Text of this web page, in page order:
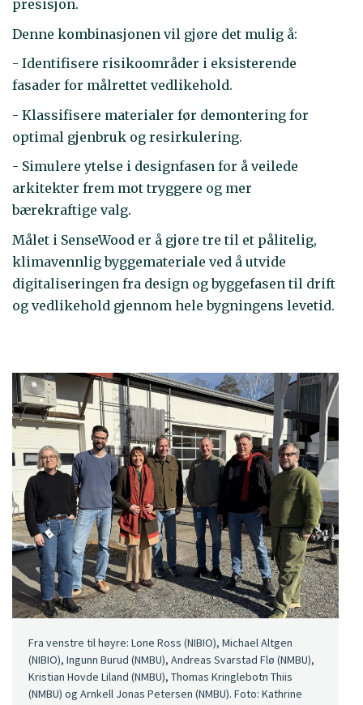
presisjon.
Denne kombinasjonen vil gjøre det mulig å:
- Identifisere risikoområder i eksisterende
fasader for målrettet vedlikehold.
- Klassifisere materialer før demontering for
optimal gjenbruk og resirkulering.
- Simulere ytelse i designfasen for å veilede
arkitekter frem mot tryggere og mer
bærekraftige valg.
Målet i SenseWood er å gjøre tre til et pålitelig,
klimavennlig byggemateriale ved å utvide
digitaliseringen fra design og byggefasen til drift
og vedlikehold gjennom hele bygningens levetid.
Fra venstre til høyre: Lone Ross (NIBIO), Michael Altgen
(NIBIO), Ingunn Burud (NMBU), Andreas Svarstad Flø (NMBU),
Kristian Hovde Liland (NMBU), Thomas Kringlebotn Thiis
(NMBU) og Arnkell Jonas Petersen (NMBU). Foto: Kathrine